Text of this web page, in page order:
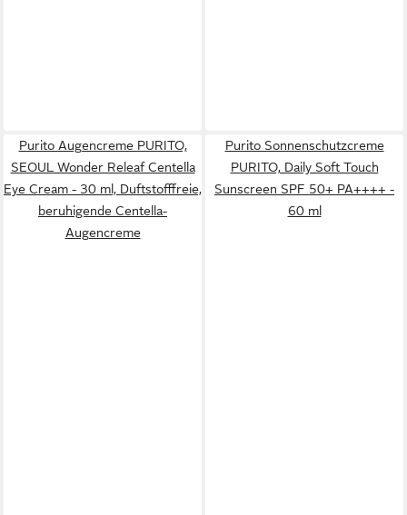
Purito Augencreme PURITO,
SEOUL Wonder Releaf Centella
Eye Cream - 30 ml, Duftstofffreie,
beruhigende Centella-
Augencreme
Purito Sonnenschutzcreme
PURITO, Daily Soft Touch
Sunscreen SPF 50+ PA++++ -
60 ml